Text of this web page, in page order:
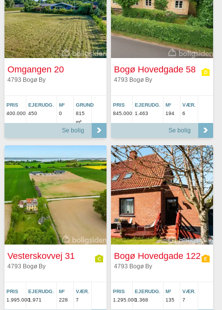
Omgangen 20
4793 Bogø By
PRIS
400.000
EJERUDG.
450
M²
0
GRUND
815
m²
Se bolig
Bogø Hovedgade 58
4793 Bogø By
PRIS
845.000
EJERUDG.
1.463
M²
194
VÆR.
6
Se bolig
Vesterskovvej 31
4793 Bogø By
PRIS
1.995.000
EJERUDG.
1.971
M²
228
VÆR.
7
Bogø Hovedgade 122
4793 Bogø By
PRIS
1.295.000
EJERUDG.
1.368
M²
135
VÆR.
7